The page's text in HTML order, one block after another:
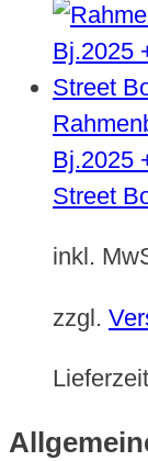
Bj.2025
Street
inkl.
zzgl.